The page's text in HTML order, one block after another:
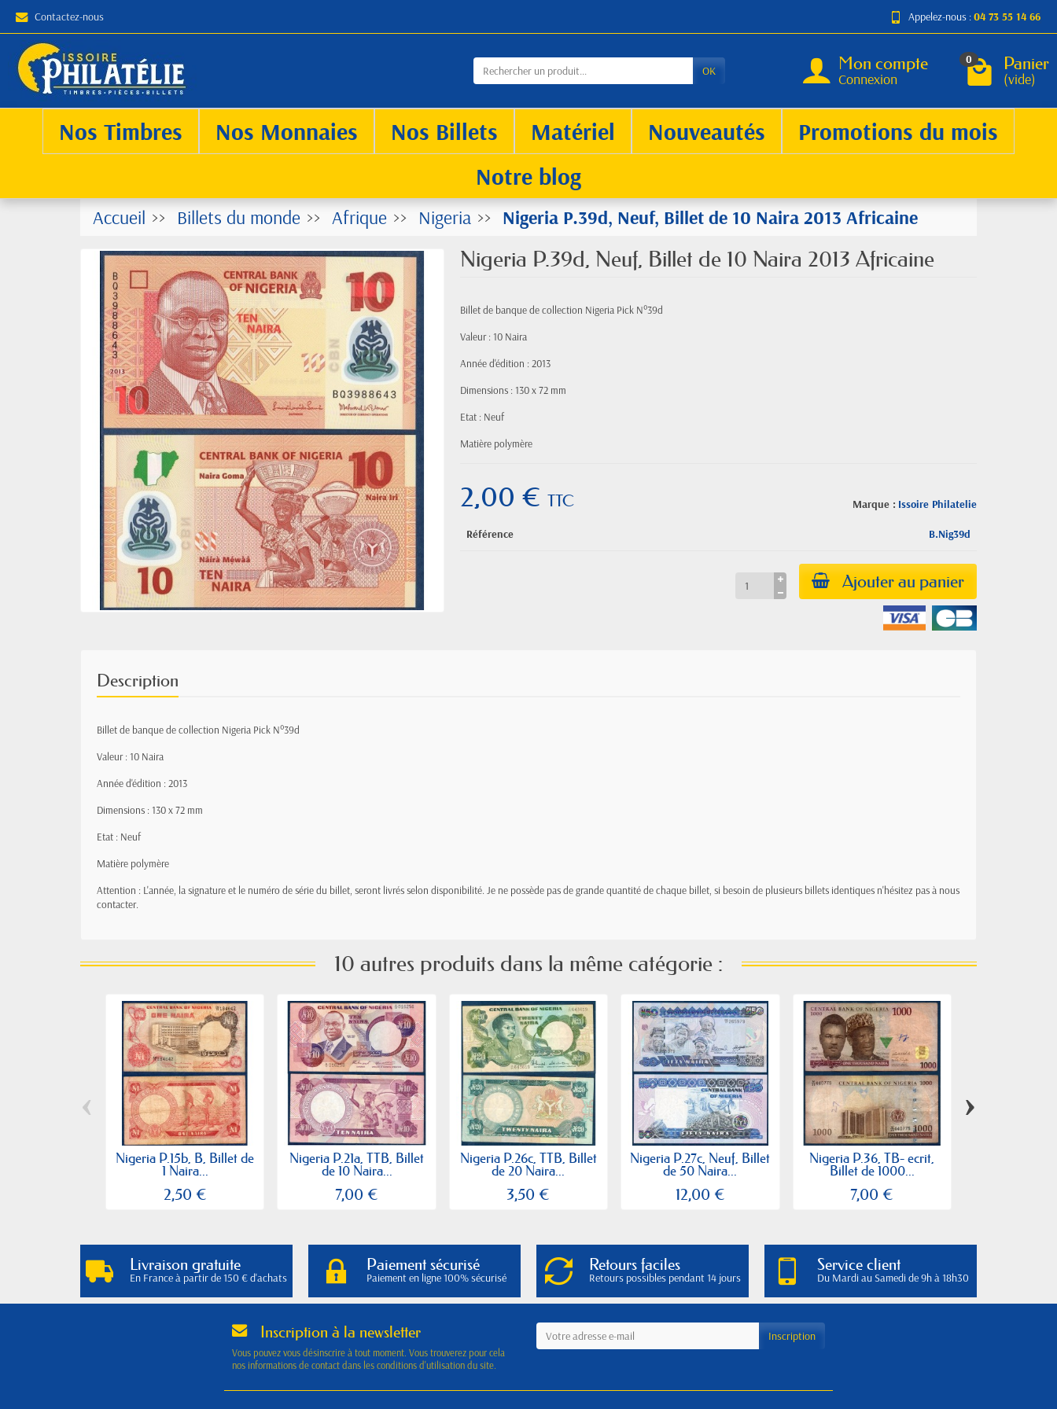
Contactez-nous Appelez-nous :04 73 55 14 66
OK Mon compte
Connexion
0 Panier
(vide)
Nos Timbres Nos Monnaies Nos Billets Matériel Nouveautés
Promotions du mois
Notre blog
Accueil Billets du monde Afrique Nigeria Nigeria P.39d, Neuf, Billet de 10 Naira 2013 Africaine
Nigeria P.39d, Neuf, Billet de 10 Naira 2013 Africaine
Billet de banque de collection Nigeria Pick N°39d
Valeur : 10 Naira
Année d'édition : 2013
Dimensions : 130 x 72 mm
Etat : Neuf
Matière polymère
Marque : Issoire Philatelie
2,00 €TTC
Référence B.Nig39d
Ajouter au panier
Description
Billet de banque de collection Nigeria Pick N°39d
Valeur : 10 Naira
Année d'édition : 2013
Dimensions : 130 x 72 mm
Etat : Neuf
Matière polymère
Attention : L'année, la signature et le numéro de série du billet, seront livrés selon disponibilité. Je ne possède pas de grande quantité de chaque billet, si besoin de plusieurs billets identiques n'hésitez pas à nous
contacter.
10 autres produits dans la même catégorie :
Nigeria P.15b, B, Billet de
1 Naira...
2,50 €
Nigeria P.21a, TTB, Billet
de 10 Naira...
7,00 €
Nigeria P.26c, TTB, Billet
de 20 Naira...
3,50 €
Nigeria P.27c, Neuf, Billet
de 50 Naira...
12,00 €
Nigeria P.36, TB- ecrit,
Billet de 1000...
7,00 €
‹ ›
Livraison gratuite
En France à partir de 150 € d'achats
Paiement sécurisé
Paiement en ligne 100% sécurisé
Retours faciles
Retours possibles pendant 14 jours
Service client
Du Mardi au Samedi de 9h à 18h30
Inscription à la newsletter
Vous pouvez vous désinscrire à tout moment. Vous trouverez pour cela
nos informations de contact dans les conditions d'utilisation du site.